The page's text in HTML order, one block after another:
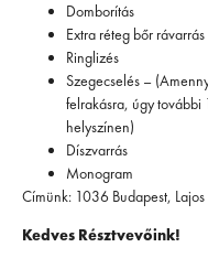
Domborítás
Extra réteg bőr rávarrás
Ringlizés
Szegecselés –
felrakásra, úgy további
helyszínen)
Díszvarrás
Monogram
Címünk: 1036 Budapest,
Kedves Résztvevőink!